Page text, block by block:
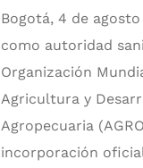
Bogotá, 4 de
como autoridad
Organización
Agricultura y
Agropecuaria
incorporación